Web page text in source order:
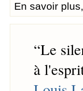
En savoir
“Le
à